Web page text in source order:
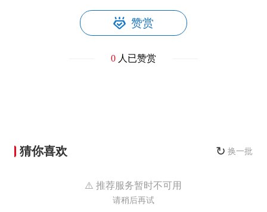
赞赏
0人已赞赏
猜你喜欢 ↻ 换一批
⚠️ 推荐服务暂时不可用
请稍后再试